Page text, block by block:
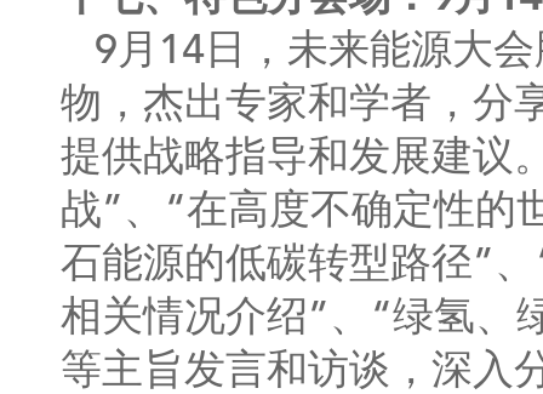
9月14日，未来能源大
物，杰出专家和学者，分
提供战略指导和发展建议
战”、“在高度不确定性的
石能源的低碳转型路径”
相关情况介绍”、“绿氢、
等主旨发言和访谈，深入